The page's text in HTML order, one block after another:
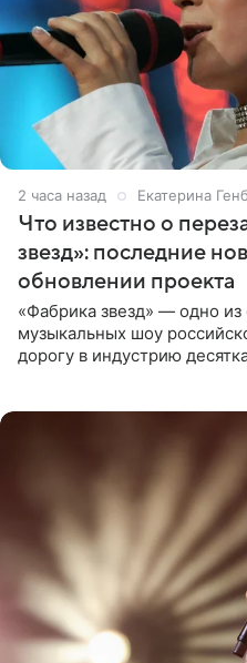
2 часа назад Екатерина
Что известно о
звезд»: последние
обновлении проекта
«Фабрика звезд» — одно
музыкальных шоу
дорогу в индустрию